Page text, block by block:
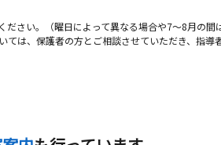
さい。（曜日によって異なる場合や7～8月の間
は、保護者の方とご相談させていただき、指導